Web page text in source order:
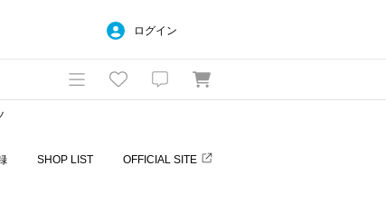
ログイン
SHOP LIST OFFICIAL SITE